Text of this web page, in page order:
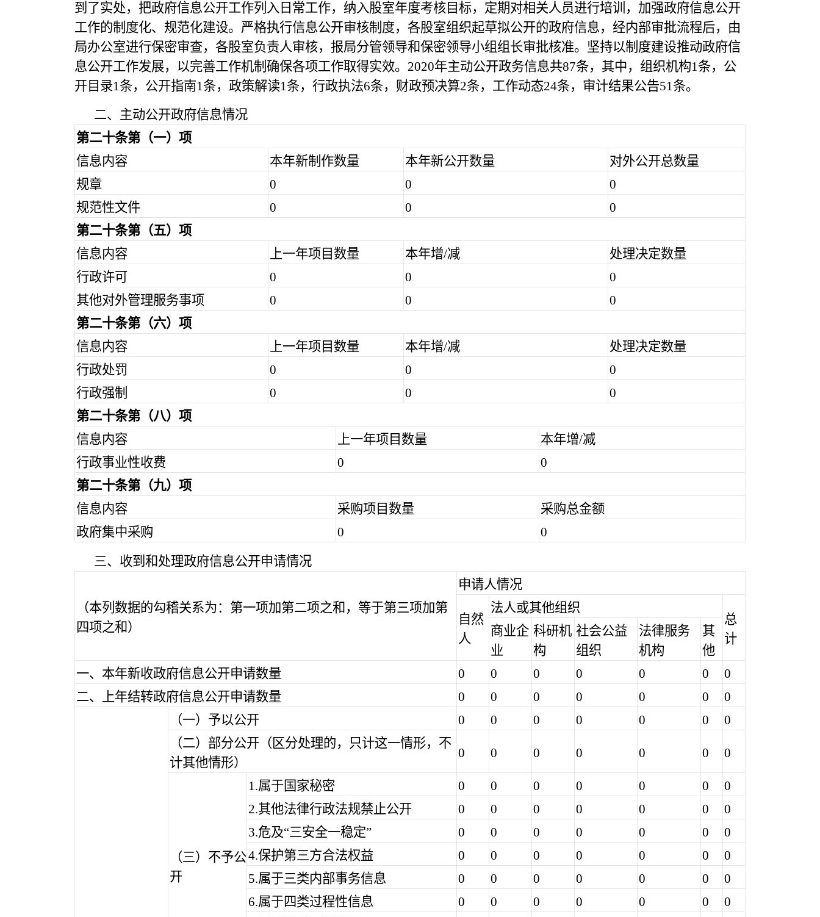
到了实处，把政府信息公开工作列入日常工作，纳入股室年度考核目标，定期对相关人员进行培训，加强政府信息公开
工作的制度化、规范化建设。严格执行信息公开审核制度，各股室组织起草拟公开的政府信息，经内部审批流程后，由
局办公室进行保密审查，各股室负责人审核，报局分管领导和保密领导小组组长审批核准。坚持以制度建设推动政府信
息公开工作发展，以完善工作机制确保各项工作取得实效。2020年主动公开政务信息共87条，其中，组织机构1条，公
开目录1条，公开指南1条，政策解读1条，行政执法6条，财政预决算2条，工作动态24条，审计结果公告51条。
二、主动公开政府信息情况
第二十条第（一）项
信息内容
本年新制作数量 本年新公开数量
对外公开总数量
规章
0 0
0
规范性文件
0 0
0
第二十条第（五）项
信息内容
上一年项目数量 本年增/减
处理决定数量
行政许可
0 0
0
其他对外管理服务事项
0 0
0
第二十条第（六）项
信息内容
上一年项目数量 本年增/减
处理决定数量
行政处罚
0 0
0
行政强制
0 0
0
第二十条第（八）项
信息内容
上一年项目数量
本年增/减
行政事业性收费
0
0
第二十条第（九）项
信息内容
采购项目数量
采购总金额
政府集中采购
0
0
三、收到和处理政府信息公开申请情况
（本列数据的勾稽关系为：第一项加第二项之和，等于第三项加第
四项之和）
申请人情况
自然
人
法人或其他组织
总
计
商业企
业
科研机
构
社会公益
组织
法律服务
机构
其
他
一、本年新收政府信息公开申请数量
0 0 0 0 0 0
0
二、上年结转政府信息公开申请数量
0 0 0 0 0 0 0
（一）予以公开 0 0 0 0 0 0
0
（二）部分公开（区分处理的，只计这一情形，不
计其他情形）
0 0 0 0 0 0 0
（三）不予公
开
1.属于国家秘密 0 0 0 0 0 0
0
2.其他法律行政法规禁止公开
0 0 0 0 0 0
0
3.危及“三安全一稳定”
0 0 0 0 0 0
0
4.保护第三方合法权益
0 0 0 0 0 0
0
5.属于三类内部事务信息
0 0 0 0 0 0
0
6.属于四类过程性信息
0 0 0 0 0 0
0